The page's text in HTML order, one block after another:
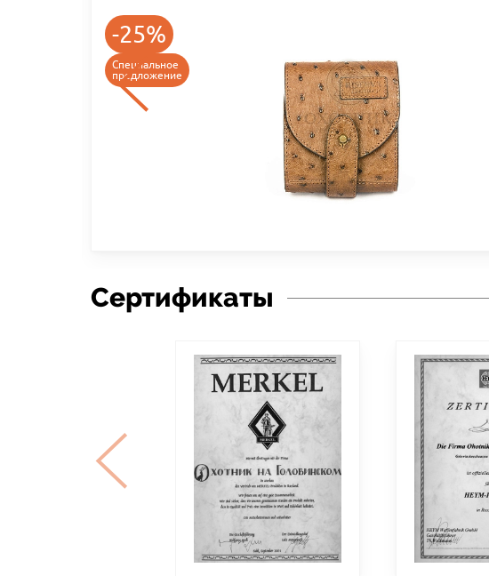
-25%
Специальное
предложение
Сертификаты